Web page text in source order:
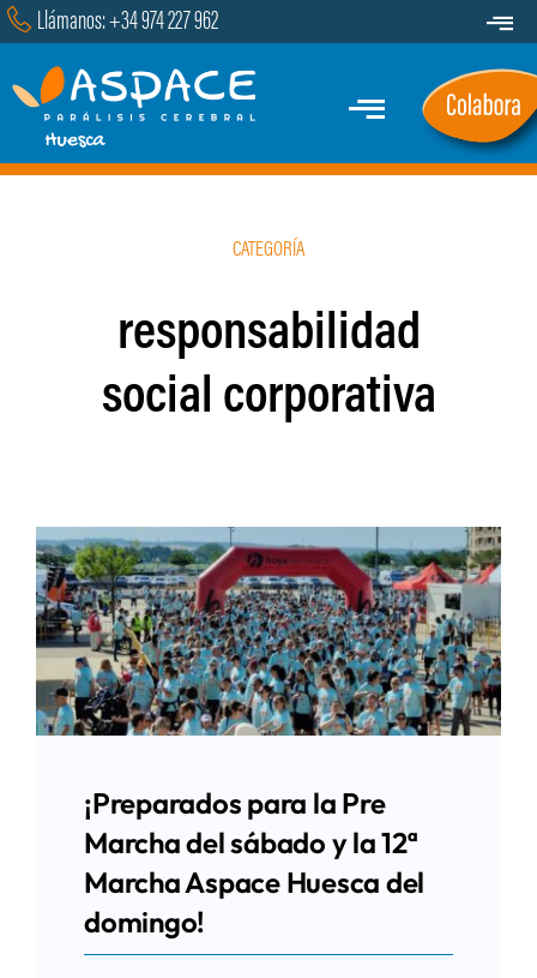
Saltar
contenido
Llámanos: +34 974 227 962
Toggle
Transparencia
Contacto
Toggle
Navigation
Servicios y Programas
CATEGORÍA
responsabilidad
social corporativa
¡Preparados para la Pre
Marcha del sábado y la 12ª
Marcha Aspace Huesca del
domingo!